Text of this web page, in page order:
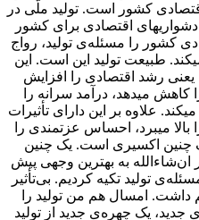
کشور است. تولید ملّی در
اقتصادی برای کشور
کشور را مسئله‌ی تولید، رواج
طبیعت تولید این است. این
یعنی رشد اقتصادی را افزایش
کاهش میدهد، درآمد سرانه را
علاوه بر این دارای تأثیرات
میبرد، احساس عزتمندی را
چنین اکسیری است. یک چنین
به بهترین وجهی پیش
تولید تکیه کردیم. بی‌تأثیر
داشت. امسال هم من تولید را
جدید، یک چهره‌ی جدید از تولید